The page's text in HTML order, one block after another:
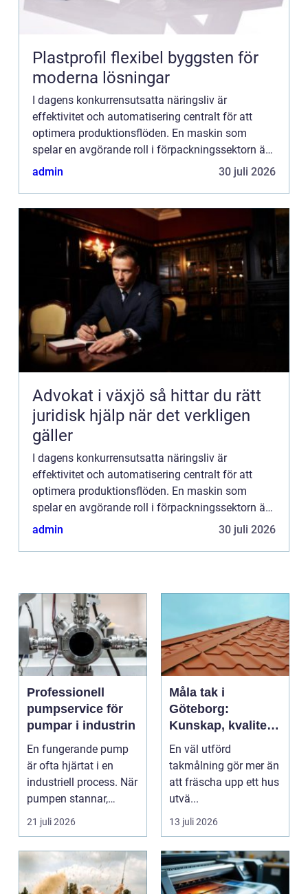
Plastprofil flexibel byggsten för
moderna lösningar
I dagens konkurrensutsatta näringsliv är
effektivitet och automatisering centralt för att
optimera produktionsflöden. En maskin som
spelar en avgörande roll i förpackningssektorn är
kartongresaren. Denna maskin har ...
admin 30 juli 2026
Advokat i växjö så hittar du rätt
juridisk hjälp när det verkligen
gäller
I dagens konkurrensutsatta näringsliv är
effektivitet och automatisering centralt för att
optimera produktionsflöden. En maskin som
spelar en avgörande roll i förpackningssektorn är
kartongresaren. Denna maskin har ...
admin 30 juli 2026
Professionell
pumpservice för
pumpar i industrin
En fungerande pump
är ofta hjärtat i en
industriell process. När
pumpen stannar,
stan...
21 juli 2026
Måla tak i
Göteborg:
Kunskap, kvalitet
och långsiktigt
skydd vid
takmålning i
Göteborg
En väl utförd
takmålning gör mer än
att fräscha upp ett hus
utvä...
13 juli 2026